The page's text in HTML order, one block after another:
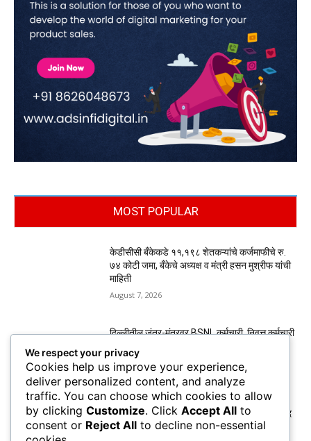
MOST POPULAR
केडीसीसी बँकेकडे ११,१९८ शेतकऱ्यांचे कर्जमाफीचे रु.
७४ कोटी जमा, बँकेचे अध्यक्ष व मंत्री हसन मुश्रीफ यांची
माहिती
August 7, 2026
दिल्लीतील जंतर-मंतरवर BSNL कर्मचारी, निवृत्त कर्मचारी
August 7, 2026
पगारासाठी पन्हाळा नगरपरिषद कर्मचाऱ्यांचे बेमुदत कामबंद
आंदोलन सुरू; थकीत वेतनासह विविध मागण्यांसाठी लढा
We respect your privacy
Cookies help us improve your experience,
deliver personalized content, and analyze
traffic. You can choose which cookies to allow
by clicking Customize. Click Accept All to
consent or Reject All to decline non-essential